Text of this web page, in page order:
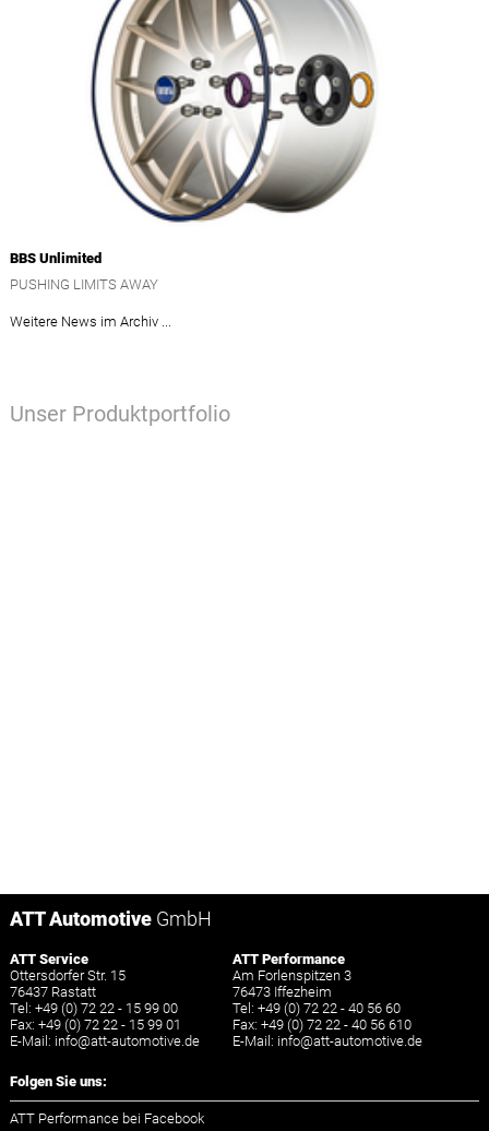
BBS Unlimited
PUSHING LIMITS AWAY
Weitere News im Archiv ...
Unser Produktportfolio
ATT AutomotiveGmbH
ATT Service
Ottersdorfer Str. 15
76437 Rastatt
Tel: +49 (0) 72 22 - 15 99 00
Fax: +49 (0) 72 22 - 15 99 01
E-Mail: info@att-automotive.de
ATT Performance
Am Forlenspitzen 3
76473 Iffezheim
Tel: +49 (0) 72 22 - 40 56 60
Fax: +49 (0) 72 22 - 40 56 610
E-Mail: info@att-automotive.de
Folgen Sie uns:
ATT Performance bei Facebook